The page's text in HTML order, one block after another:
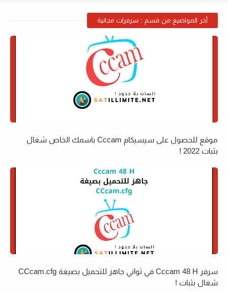
أخر المواضيع من قسم : سرفرات مجانية
موقع للحصول على سيسيكام Cccam باسمك الخاص شغال
بثبات 2022 !
سرفر Cccam 48 H في ثواني جاهز للتحميل بصيغة CCcam.cfg
شغال بثبات !